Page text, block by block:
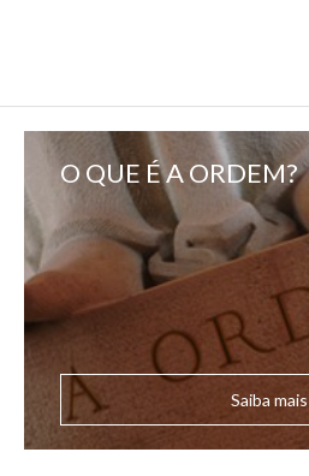
O QUE É A ORDEM?
Saiba mais